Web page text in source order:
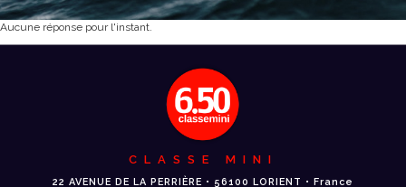
Aucune réponse pour l'instant.
CLASSE MINI
22 AVENUE DE LA PERRIÈRE • 56100 LORIENT • France